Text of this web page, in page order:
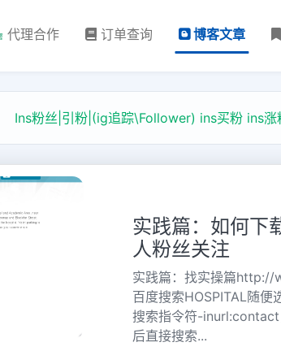
代理合作 订单查询 博客文章
Ins粉丝|引粉|(ig追踪\Follower) ins买粉 ins涨
实践篇：如何下
人粉丝关注
实践篇：找实操篇
百度搜索HOSPITAL随便
搜索指令符-inurl:contact
后直接搜索...